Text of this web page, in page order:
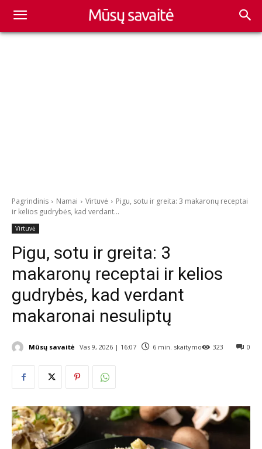
Pagrindinis Namai Virtuvė
Pigu, sotu ir greita: 3 makaronų receptai
ir kelios gudrybės, kad verdant...
Virtuvė
Pigu, sotu ir greita: 3
makaronų receptai ir kelios
gudrybės, kad verdant
makaronai nesuliptų
Mūsų savaitė Vas 9, 2026 | 16:07 6 min. skaitymo 0
323